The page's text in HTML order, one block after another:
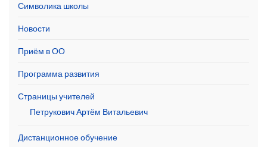
Символика школы
Новости
Приём в ОО
Программа развития
Страницы учителей
Петрукович Артём Витальевич
Дистанционное обучение